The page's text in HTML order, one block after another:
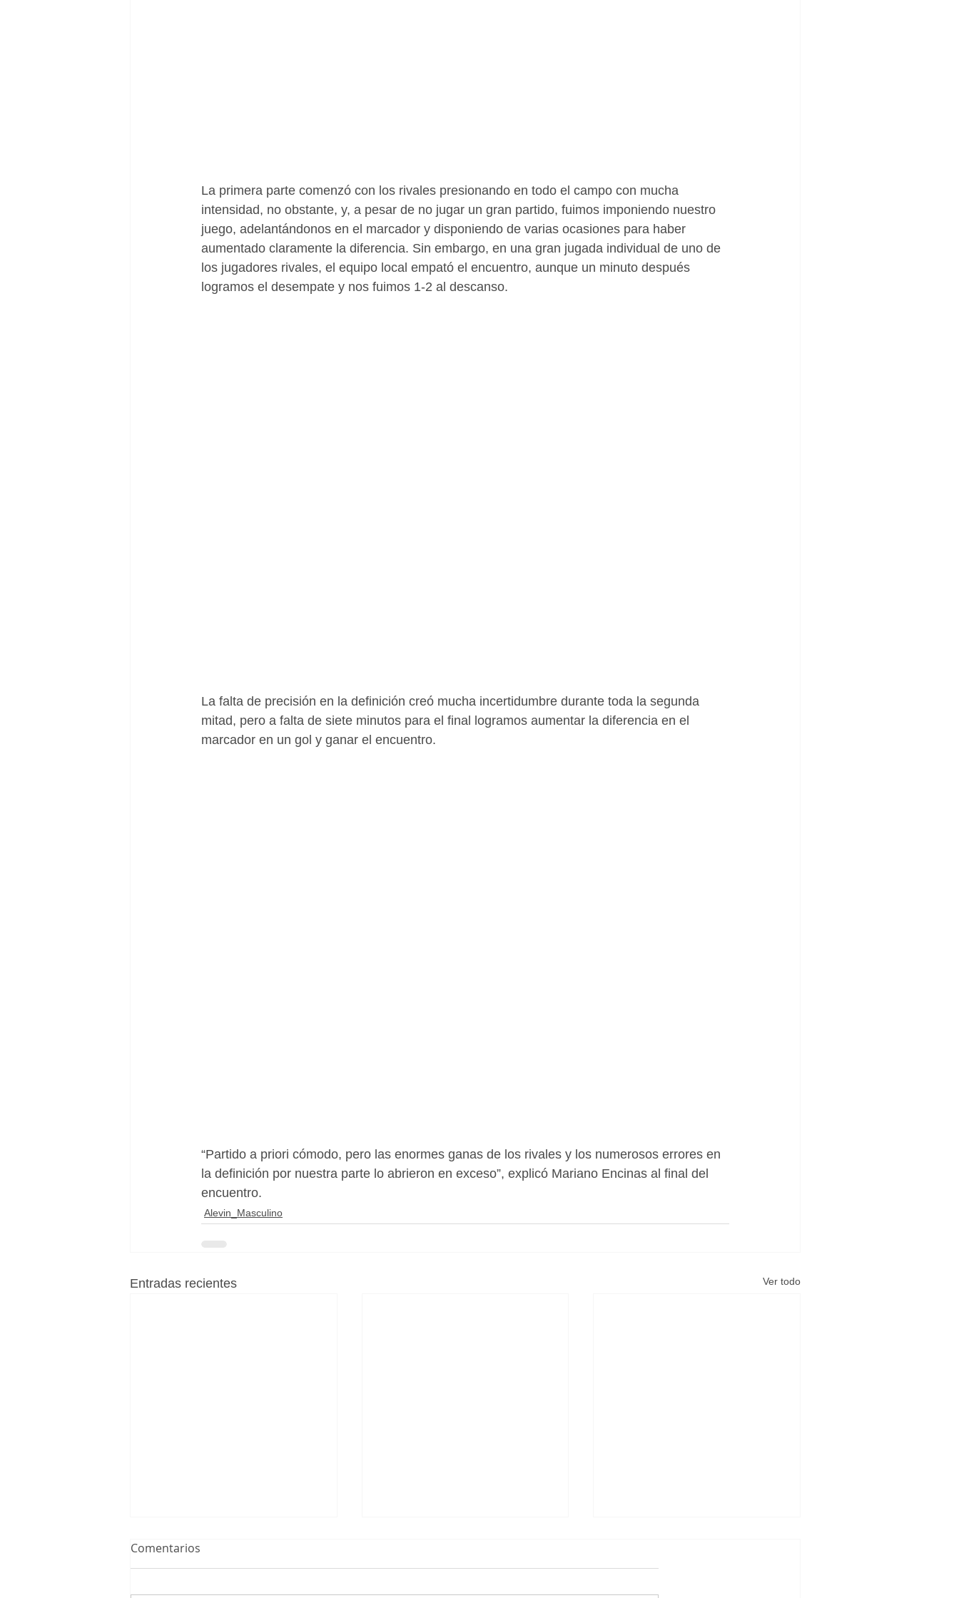
La primera parte comenzó con los rivales presionando en todo el campo con mucha
intensidad, no obstante, y, a pesar de no jugar un gran partido, fuimos imponiendo nuestro
juego, adelantándonos en el marcador y disponiendo de varias ocasiones para haber
aumentado claramente la diferencia. Sin embargo, en una gran jugada individual de uno de
los jugadores rivales, el equipo local empató el encuentro, aunque un minuto después
logramos el desempate y nos fuimos 1-2 al descanso.
La falta de precisión en la definición creó mucha incertidumbre durante toda la segunda
mitad, pero a falta de siete minutos para el final logramos aumentar la diferencia en el
marcador en un gol y ganar el encuentro.
“Partido a priori cómodo, pero las enormes ganas de los rivales y los numerosos errores en
la definición por nuestra parte lo abrieron en exceso”, explicó Mariano Encinas al final del
encuentro.
Alevin_Masculino
Entradas recientes Ver todo
Comentarios